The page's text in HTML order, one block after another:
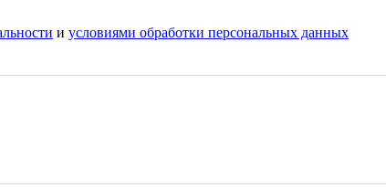
и условиями обработки персональных данных